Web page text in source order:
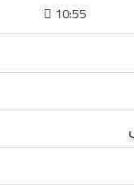
10:55